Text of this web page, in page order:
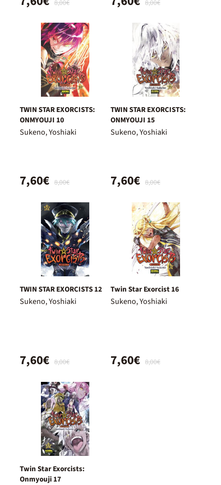
8,00€ 8,00€
TWIN STAR EXORCISTS:
ONMYOUJI 10
Sukeno, Yoshiaki
8,00€
7,60€
TWIN STAR EXORCISTS:
ONMYOUJI 15
Sukeno, Yoshiaki
8,00€
7,60€
TWIN STAR EXORCISTS 12
Sukeno, Yoshiaki
8,00€
7,60€
Twin Star Exorcist 16
Sukeno, Yoshiaki
8,00€
7,60€
Twin Star Exorcists:
Onmyouji 17